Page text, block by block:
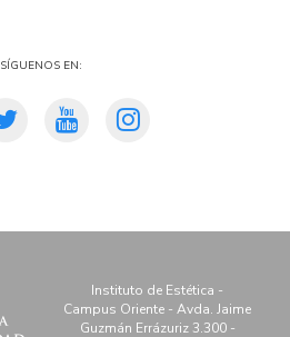
Síguenos en:
Instituto de Estética -
Campus Oriente - Avda. Jaime
Guzmán Errázuriz 3.300 -